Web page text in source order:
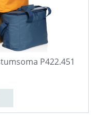
P422.451